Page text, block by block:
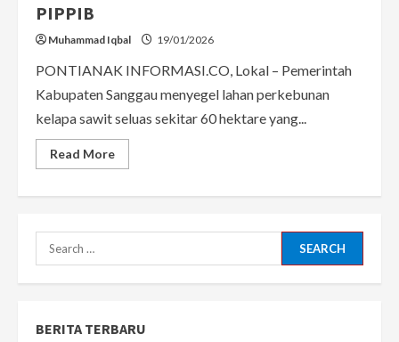
PIPPIB
Muhammad Iqbal 19/01/2026
PONTIANAK INFORMASI.CO, Lokal – Pemerintah
Kabupaten Sanggau menyegel lahan perkebunan
kelapa sawit seluas sekitar 60 hektare yang...
Read MoreRead
more
Sanggau
Kawasan
Search
for:
BERITA TERBARU